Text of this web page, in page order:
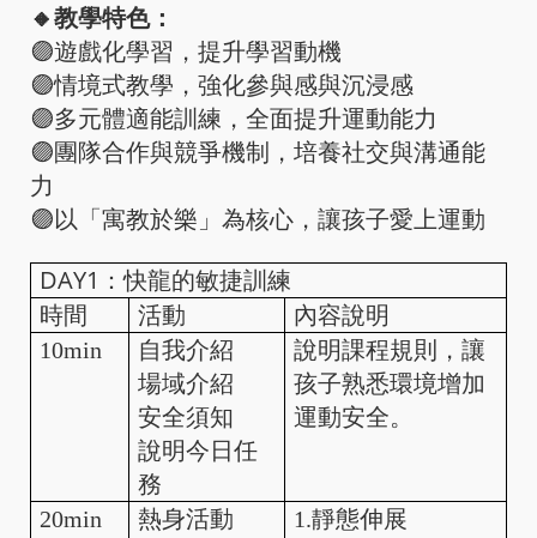
🔸教學特色：
🟣遊戲化學習，提升學習動機
🟣情境式教學，強化參與感與沉浸感
🟣多元體適能訓練，全面提升運動能力
🟣團隊合作與競爭機制，培養社交與溝通能
力
🟣以「寓教於樂」為核心，讓孩子愛上運動
DAY1：快龍的敏捷訓練
時間 活動
內容說明
10min
自我介紹
場域介紹
安全須知
說明今日任
務
說明課程規則，讓
孩子熟悉環境增加
運動安全。
20min
熱身活動
1.靜態伸展